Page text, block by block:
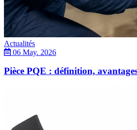
Actualités
06 May. 2026
Pièce PQE : définition,